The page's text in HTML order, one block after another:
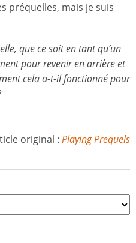
préquelles, mais je suis
que ce soit en tant qu’un
pour revenir en arrière et
cela a-t-il fonctionné pour
original : Playing Prequels